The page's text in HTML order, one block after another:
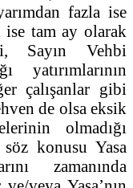
fazla ise
ise tam ay olarak
Sayın Vehbi
yatırımlarının
çalışanlar gibi
de olsa eksik
olmadığı
konusu Yasa
zamanında